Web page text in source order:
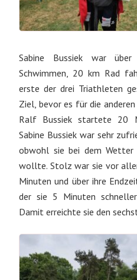
Sabine Bussiek war
Schwimmen, 20 km Rad
erste der drei Triathleten
Ziel, bevor es für die
Ralf Bussiek startete 20
Sabine Bussiek war sehr
obwohl sie bei dem
wollte. Stolz war sie vor
Minuten und über ihre
der sie 5 Minuten
Damit erreichte sie den